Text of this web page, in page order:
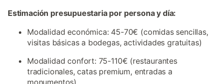
Estimación presupuestaria por persona y día:
Modalidad económica: 45-70€ (comidas sencillas,
visitas básicas a bodegas, actividades gratuitas)
Modalidad confort: 75-110€ (restaurantes
tradicionales, catas premium, entradas a
monumentos)